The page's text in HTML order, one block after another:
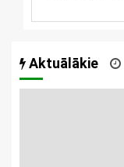
Aktuālākie